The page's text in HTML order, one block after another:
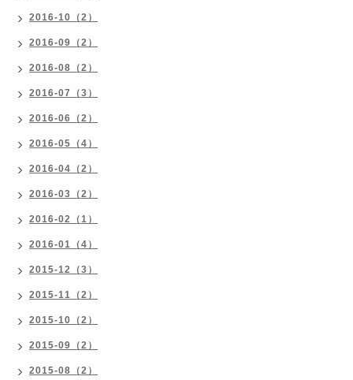
2016-10（2）
2016-09（2）
2016-08（2）
2016-07（3）
2016-06（2）
2016-05（4）
2016-04（2）
2016-03（2）
2016-02（1）
2016-01（4）
2015-12（3）
2015-11（2）
2015-10（2）
2015-09（2）
2015-08（2）